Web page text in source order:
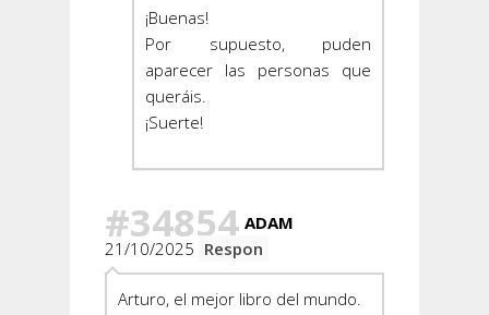
¡Buenas!
Por supuesto, puden
aparecer las personas que
queráis.
¡Suerte!
#34854 ADAM
21/10/2025 Respon
Arturo, el mejor libro del mundo.